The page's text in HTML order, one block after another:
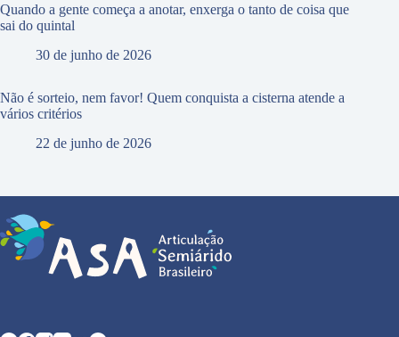
Quando a gente começa a anotar, enxerga o tanto de coisa que
sai do quintal
30 de junho de 2026
Não é sorteio, nem favor! Quem conquista a cisterna atende a
vários critérios
22 de junho de 2026